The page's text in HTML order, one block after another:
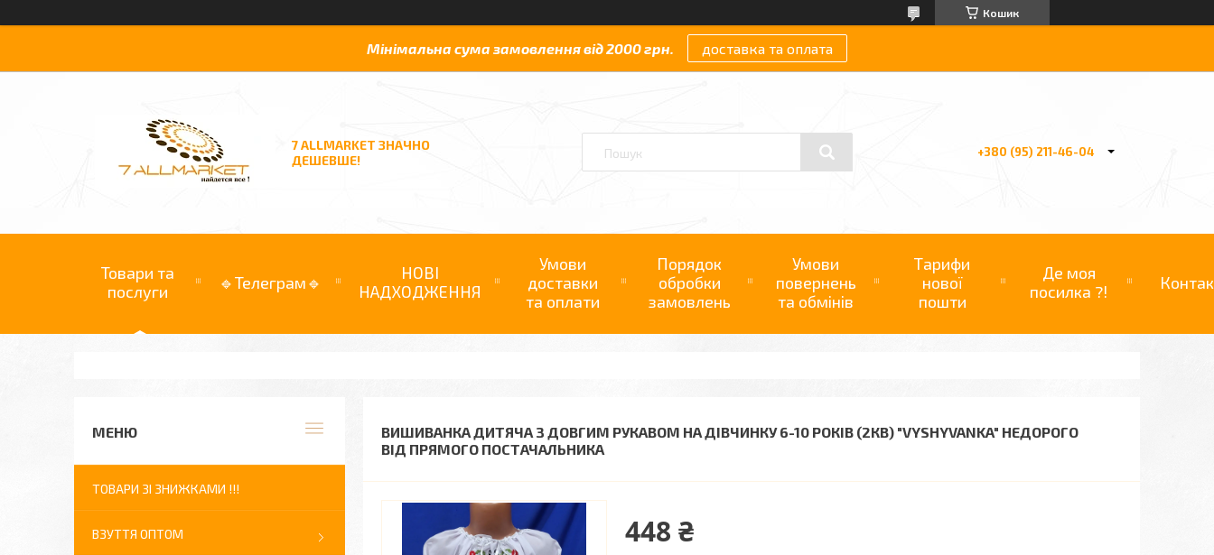
Кошик
Мінімальна сума замовлення від 2000 грн. доставка та оплата
7 ALLMARKET ЗНАЧНО
ДЕШЕВШЕ!
+380 (95) 211-46-04
Товари та
послуги
🔹Телеграм🔹
НОВІ
НАДХОДЖЕННЯ
Умови
доставки
та оплати
Порядок
обробки
замовлень
Умови
повернень
та обмінів
Тарифи
нової
пошти
Де моя
посилка ?!
ВИШИВАНКА ДИТЯЧА З ДОВГИМ РУКАВОМ НА ДІВЧИНКУ 6-10 РОКІВ (2КВ) "VYSHYVANKA" НЕДОРОГО
ВІД ПРЯМОГО ПОСТАЧАЛЬНИКА
448 ₴
ТОВАРИ ЗІ ЗНИЖКАМИ !!!
ВЗУТТЯ ОПТОМ